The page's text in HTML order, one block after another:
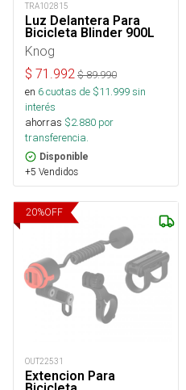
TRA102815
Luz Delantera Para
Bicicleta Blinder 900L
Knog
$ 71.992 $89.990
en 6cuotas de $11.999sin
interés
ahorras $2.880 por
transferencia.
Disponible
+5 Vendidos
20%OFF
OUT22531
Extencion Para